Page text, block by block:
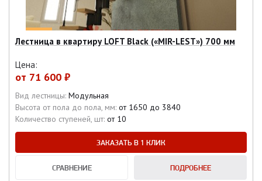
Лестница в квартиру LOFT Black («MIR-LEST») 700 мм
Цена:
от 71 600 ₽
Вид лестницы: Модульная
Высота от пола до пола, мм: от 1650 до 3840
Количество ступеней, шт: от 10
ЗАКАЗАТЬ В 1 КЛИК
СРАВНЕНИЕ ПОДРОБНЕЕ